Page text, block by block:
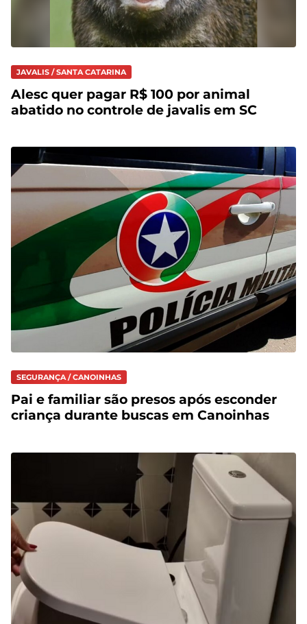
JAVALIS / SANTA CATARINA
Alesc quer pagar R$ 100 por animal
abatido no controle de javalis em SC
SEGURANÇA / CANOINHAS
Pai e familiar são presos após esconder
criança durante buscas em Canoinhas